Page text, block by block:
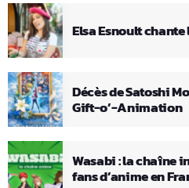
Elsa Esnoult chante
Décès de Satoshi
Gift-o’-Animation
Wasabi : la chaîne
fans d’anime en